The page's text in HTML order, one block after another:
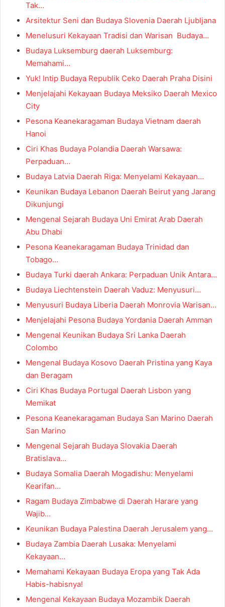
Tak…
Arsitektur Seni dan Budaya Slovenia Daerah Ljubljana
Menelusuri Kekayaan Tradisi dan Warisan Budaya…
Budaya Luksemburg daerah Luksemburg:
Memahami…
Yuk! Intip Budaya Republik Ceko Daerah Praha Disini
Menjelajahi Kekayaan Budaya Meksiko Daerah Mexico
City
Pesona Keanekaragaman Budaya Vietnam daerah
Hanoi
Ciri Khas Budaya Polandia Daerah Warsawa:
Perpaduan…
Budaya Latvia Daerah Riga: Menyelami Kekayaan…
Keunikan Budaya Lebanon Daerah Beirut yang Jarang
Dikunjungi
Mengenal Sejarah Budaya Uni Emirat Arab Daerah
Abu Dhabi
Pesona Keanekaragaman Budaya Trinidad dan
Tobago…
Budaya Turki daerah Ankara: Perpaduan Unik Antara…
Budaya Liechtenstein Daerah Vaduz: Menyusuri…
Menyusuri Budaya Liberia Daerah Monrovia Warisan…
Menjelajahi Pesona Budaya Yordania Daerah Amman
Mengenal Keunikan Budaya Sri Lanka Daerah
Colombo
Mengenal Budaya Kosovo Daerah Pristina yang Kaya
dan Beragam
Ciri Khas Budaya Portugal Daerah Lisbon yang
Memikat
Pesona Keanekaragaman Budaya San Marino Daerah
San Marino
Mengenal Sejarah Budaya Slovakia Daerah
Bratislava…
Budaya Somalia Daerah Mogadishu: Menyelami
Kearifan…
Ragam Budaya Zimbabwe di Daerah Harare yang
Wajib…
Keunikan Budaya Palestina Daerah Jerusalem yang…
Budaya Zambia Daerah Lusaka: Menyelami
Kekayaan…
Memahami Kekayaan Budaya Eropa yang Tak Ada
Habis-habisnya!
Mengenal Kekayaan Budaya Mozambik Daerah